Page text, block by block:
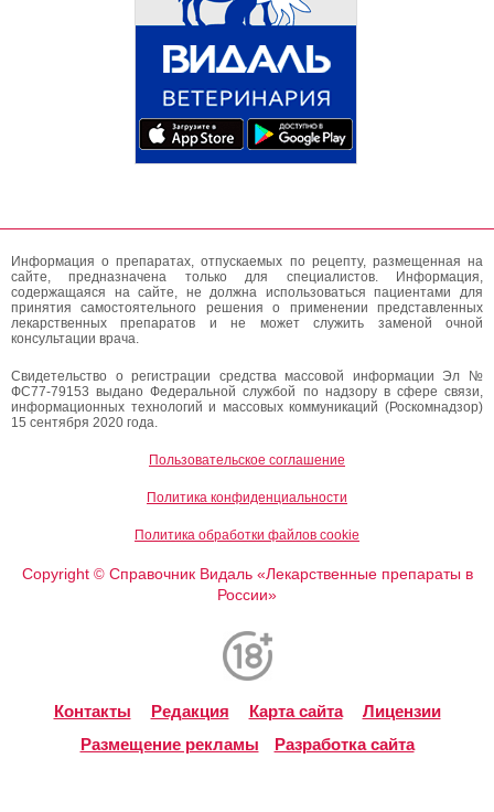
Информация о препаратах, отпускаемых по рецепту, размещенная на
сайте, предназначена только для специалистов. Информация,
содержащаяся на сайте, не должна использоваться пациентами для
принятия самостоятельного решения о применении представленных
лекарственных препаратов и не может служить заменой очной
консультации врача.
Свидетельство о регистрации средства массовой информации Эл №
ФС77-79153 выдано Федеральной службой по надзору в сфере связи,
информационных технологий и массовых коммуникаций (Роскомнадзор)
15 сентября 2020 года.
Пользовательское соглашение
Политика конфиденциальности
Политика обработки файлов cookie
Copyright ©Справочник Видаль «Лекарственные препараты в
России»
Контакты Редакция Карта сайта
Лицензии
Размещение рекламы
Разработка сайта